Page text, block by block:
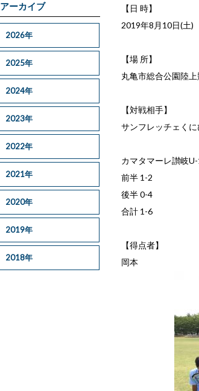
アーカイブ
2026年
2025年
2024年
2023年
2022年
2021年
2020年
2019年
2018年
【日 時】
2019年8月10日(土)
【場 所】
丸亀市総合公園陸
【対戦相手】
サンフレッチェく
カマタマーレ讃岐
前半 1-2
後半 0-4
合計 1-6
【得点者】
岡本